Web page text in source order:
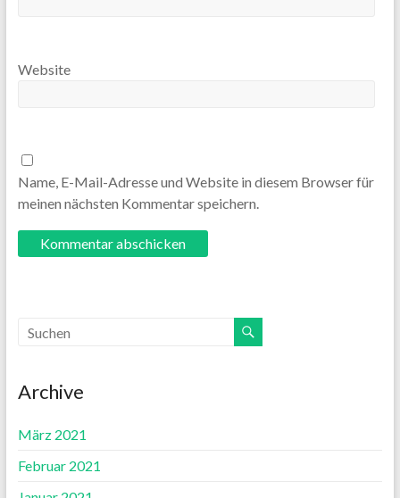
Website
Name, E-Mail-Adresse und Website in diesem Browser für
meinen nächsten Kommentar speichern.
Archive
März 2021
Februar 2021